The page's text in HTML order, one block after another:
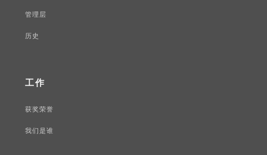
管理层
历史
工作
获奖荣誉
我们是谁